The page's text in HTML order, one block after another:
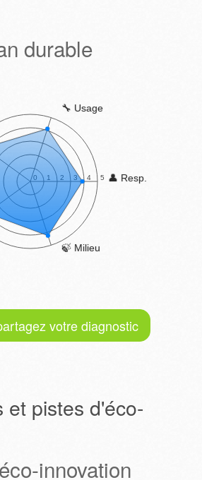
durable
votre diagnostic
pistes d'éco-
innovation